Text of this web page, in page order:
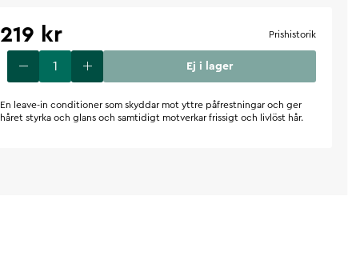
219 kr Prishistorik
Ej i lager
En leave-in conditioner som skyddar mot yttre påfrestningar och ger
håret styrka och glans och samtidigt motverkar frissigt och livlöst hår.